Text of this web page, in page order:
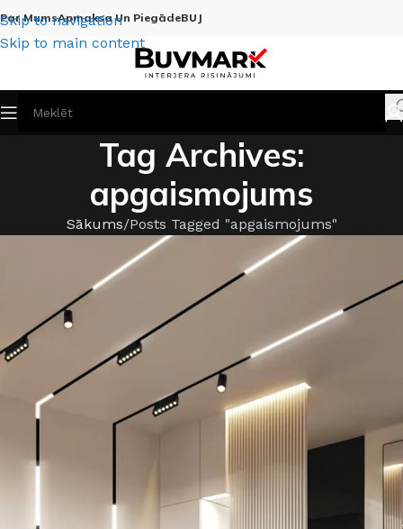
Skip to navigation
Skip to main content
Par MumsApmaksa Un PiegādeBUJ
Tag Archives:
apgaismojums
Sākums Posts Tagged "apgaismojums"